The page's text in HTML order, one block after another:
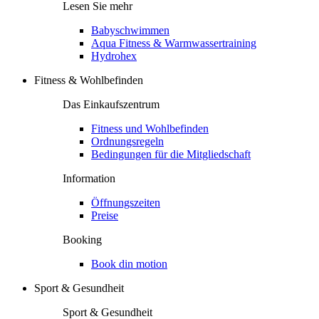
Lesen Sie mehr
Babyschwimmen
Aqua Fitness & Warmwassertraining
Hydrohex
Fitness & Wohlbefinden
Das Einkaufszentrum
Fitness und Wohlbefinden
Ordnungsregeln
Bedingungen für die Mitgliedschaft
Information
Öffnungszeiten
Preise
Booking
Book din motion
Sport & Gesundheit
Sport & Gesundheit